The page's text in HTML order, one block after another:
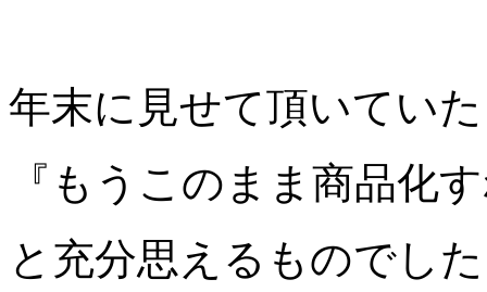
年末に見せて頂いてい
『もうこのまま商品化
と充分思えるものでし